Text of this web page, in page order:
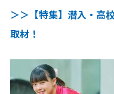
＞＞【特集】潜入・高
取材！